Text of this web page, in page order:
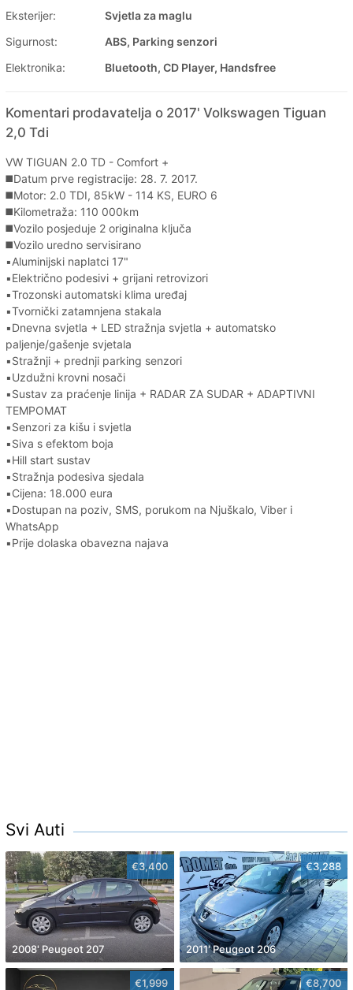
Eksterijer:
Svjetla za maglu
Sigurnost:
ABS, Parking senzori
Elektronika:
Bluetooth, CD Player, Handsfree
Komentari prodavatelja o 2017' Volkswagen Tiguan
2,0 Tdi
VW TIGUAN 2.0 TD - Comfort +
◼️Datum prve registracije: 28. 7. 2017.
◼️Motor: 2.0 TDI, 85kW - 114 KS, EURO 6
◼️Kilometraža: 110 000km
◼️Vozilo posjeduje 2 originalna ključa
◼️Vozilo uredno servisirano
▪️Aluminijski naplatci 17"
▪️Električno podesivi + grijani retrovizori
▪️Trozonski automatski klima uređaj
▪️Tvornički zatamnjena stakala
▪️Dnevna svjetla + LED stražnja svjetla + automatsko
paljenje/gašenje svjetala
▪️Stražnji + prednji parking senzori
▪️Uzdužni krovni nosači
▪️Sustav za praćenje linija + RADAR ZA SUDAR + ADAPTIVNI
TEMPOMAT
▪️Senzori za kišu i svjetla
▪️Siva s efektom boja
▪️Hill start sustav
▪️Stražnja podesiva sjedala
▪️Cijena: 18.000 eura
▪️Dostupan na poziv, SMS, porukom na Njuškalo, Viber i
WhatsApp
▪️Prije dolaska obavezna najava
Svi Auti
€3,400
2008' Peugeot 207
€3,288
2011' Peugeot 206
€1,999 €8,700